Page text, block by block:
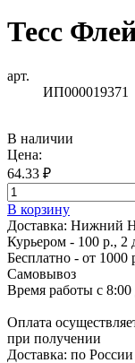
Тесс
арт.
ИП000019371
В наличии
Цена:
64.33 ₽
В корзину
Доставка: Нижний
Курьером - 100 р., 2
Бесплатно - от 1000
Самовывоз
Время работы с 8:00
Оплата
при получении
Доставка: по России